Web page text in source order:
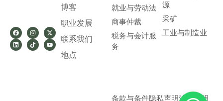
博客
职业发展
联系我们
地点
就业与劳动法
商事仲裁
税务与会计服
务
源
采矿
工业与制造业
条款与条件隐私声明法律声明